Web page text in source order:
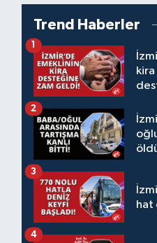
Trend Haberler
kira
1
2
hat
3
4